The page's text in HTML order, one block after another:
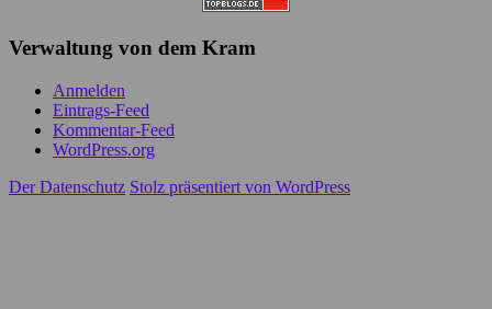
Verwaltung von dem Kram
Anmelden
Eintrags-Feed
Kommentar-Feed
WordPress.org
Der Datenschutz Stolz präsentiert von WordPress